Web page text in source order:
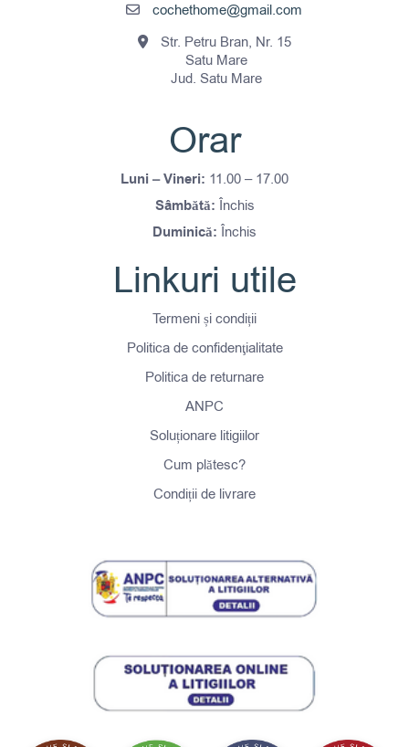
cochethome@gmail.com
Str. Petru Bran, Nr. 15
Satu Mare
Jud. Satu Mare
Orar
Luni – Vineri: 11.00 – 17.00
Sâmbătă: Închis
Duminică: Închis
Linkuri utile
Termeni și condiții
Politica de confidenţialitate
Politica de returnare
ANPC
Soluționare litigiilor
Cum plătesc?
Condiții de livrare